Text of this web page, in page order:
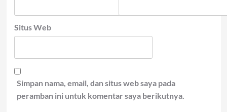
Situs Web
Simpan nama, email, dan situs web saya pada
peramban ini untuk komentar saya berikutnya.